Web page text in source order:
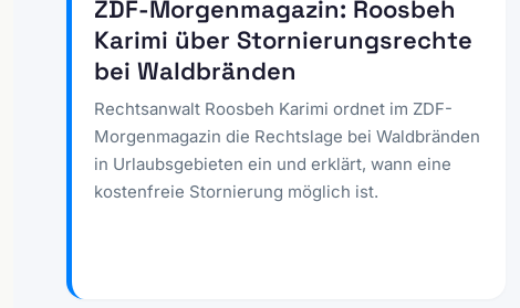
ZDF-Morgenmagazin: Roosbeh
Karimi über Stornierungsrechte
bei Waldbränden
Rechtsanwalt Roosbeh Karimi ordnet im ZDF-
Morgenmagazin die Rechtslage bei Waldbränden
in Urlaubsgebieten ein und erklärt, wann eine
kostenfreie Stornierung möglich ist.